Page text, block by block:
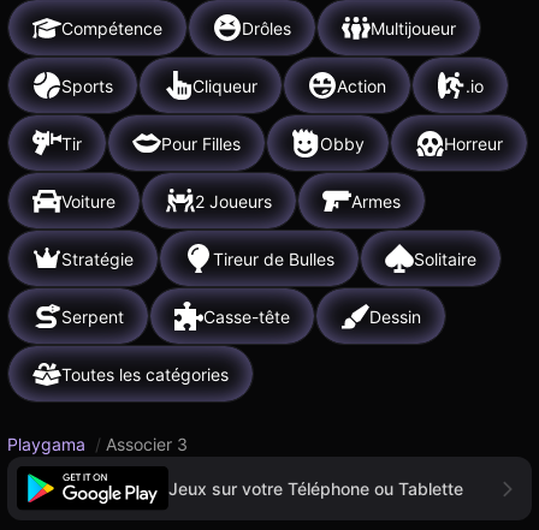
Compétence Drôles Multijoueur
Sports Cliqueur Action .io
Tir Pour Filles Obby Horreur
Voiture 2 Joueurs Armes
Stratégie Tireur de Bulles Solitaire
Serpent Casse-tête Dessin
Toutes les catégories
Playgama / Associer 3
Jeux sur votre Téléphone ou Tablette